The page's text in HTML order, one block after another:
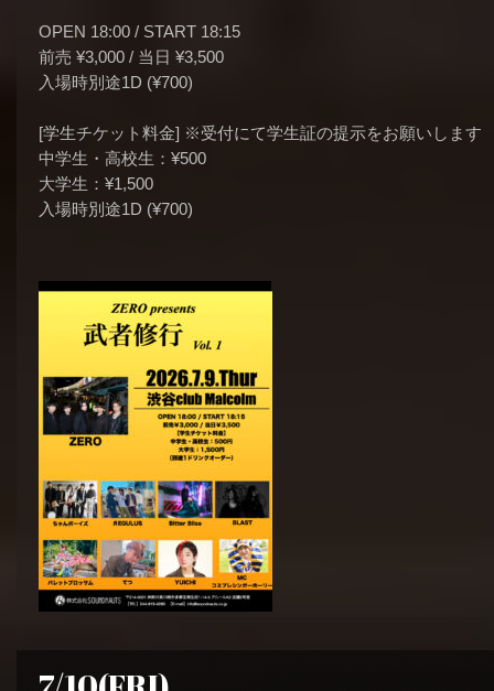
OPEN 18:00 / START 18:15
前売 ¥3,000 / 当日 ¥3,500
入場時別途1D (¥700)
[学生チケット料金] ※受付にて学生証の提示をお願いします
中学生・高校生：¥500
大学生：¥1,500
入場時別途1D (¥700)